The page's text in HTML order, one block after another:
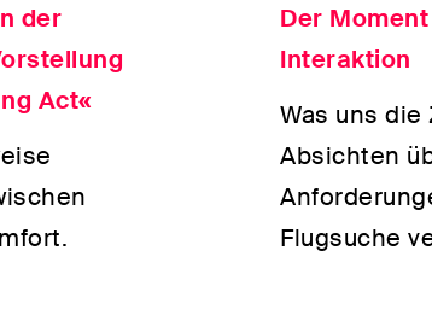
der
Act«
Der
Interaktion
Was uns die
Absichten
Flugsuche